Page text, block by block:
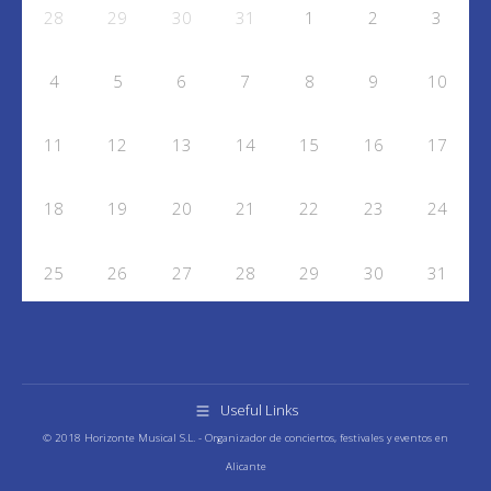
28 29 30 31 1 2 3
4 5 6 7 8 9 10
11 12 13 14 15 16 17
18 19 20 21 22 23 24
25 26 27 28 29 30 31
Useful Links
© 2018 Horizonte Musical S.L. - Organizador de conciertos, festivales y eventos en
Alicante